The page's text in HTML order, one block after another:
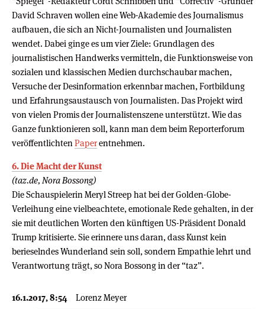
David Schraven wollen eine Web-Akademie des Journalismus
aufbauen, die sich an Nicht-Journalisten und Journalisten
wendet. Dabei ginge es um vier Ziele: Grundlagen des
journalistischen Handwerks vermitteln, die Funktionsweise von
sozialen und klassischen Medien durchschaubar machen,
Versuche der Desinformation erkennbar machen, Fortbildung
und Erfahrungsaustausch von Journalisten. Das Projekt wird
von vielen Promis der Journalistenszene unterstützt. Wie das
Ganze funktionieren soll, kann man dem beim Reporterforum
veröffentlichten Paperentnehmen.
6. Die Macht der Kunst
(taz.de, Nora Bossong)
Die Schauspielerin Meryl Streep hat bei der Golden-Globe-
Verleihung eine vielbeachtete, emotionale Rede gehalten, in der
sie mit deutlichen Worten den künftigen US-Präsident Donald
Trump kritisierte. Sie erinnere uns daran, dass Kunst kein
berieselndes Wunderland sein soll, sondern Empathie lehrt und
Verantwortung trägt, so Nora Bossong in der “taz”.
16.1.2017, 8:54 Lorenz Meyer